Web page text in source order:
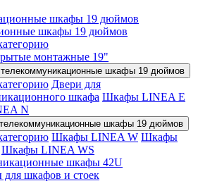
шкафы 19 дюймов
монтажные 19"
шкафы 19 дюймов
Двери для
шкафа Шкафы LINEA E
N
шкафы 19 дюймов
Шкафы LINEA W Шкафы
Шкафы LINEA WS
шкафы 42U
для шкафов и стоек